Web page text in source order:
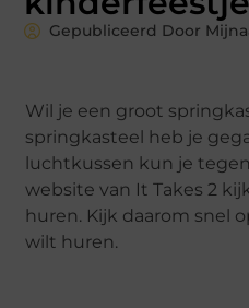
Gepubliceerd Door
Wil je een groot
springkasteel heb je
luchtkussen kun je
website van It Takes 2
huren. Kijk daarom snel
wilt huren.